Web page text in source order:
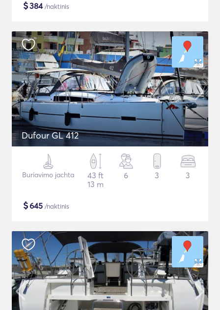
$384/naktinis
Dufour GL 412
Buriavimo jachta
43 ft
13 m
6 3 3
$645 /naktinis